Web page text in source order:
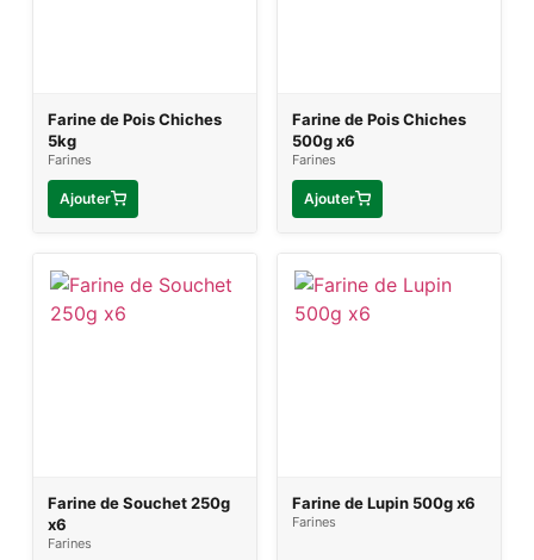
Farine de Pois Chiches
5kg
Farines
Ajouter
Farine de Pois Chiches
500g x6
Farines
Ajouter
Farine de Souchet 250g
x6
Farines
Farine de Lupin 500g x6
Farines